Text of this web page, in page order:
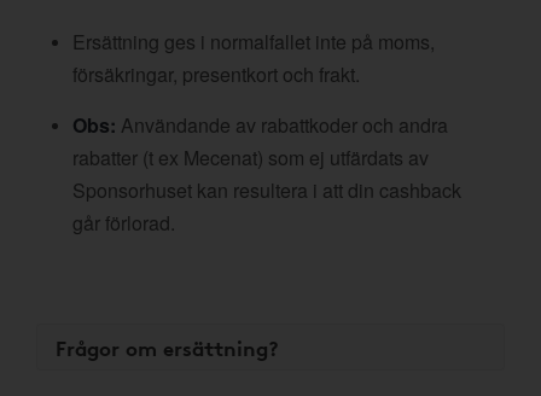
Ersättning ges i normalfallet inte på moms,
försäkringar, presentkort och frakt.
Obs: Användande av rabattkoder och andra
rabatter (t ex Mecenat) som ej utfärdats av
Sponsorhuset kan resultera i att din cashback
går förlorad.
Frågor om ersättning?